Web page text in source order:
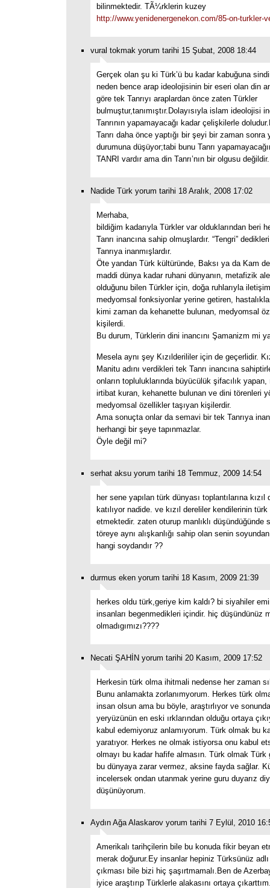
bilinmektedir. TÃ¼rklerin kuzey
http://www.yenidenergenekon.com/85-on-turkler-
vural tokmak yorum tarihi 15 Şubat, 2008 18:44
Gerçek olan şu ki Türk’ü bu kadar kabuğuna
neden bence arap ideolojisinin bir eseri olan din
göre tek Tanrıyı araplardan önce zaten Türkler
bulmuştur,tanımıştır.Dolayısıyla islam ideolojisi
Tanrının yapamayacağı kadar çelişkilerle
Tanrı daha önce yaptığı bir şeyi bir zaman sonra
durumuna düşüyor;tabi bunu Tanrı
TANRI vardır ama din Tanrı’nın bir olgusu değildir.
Nadide Türk yorum tarihi 18 Aralık, 2008 17:02
Merhaba,
bildiğim kadarıyla Türkler var olduklarından beri
Tanrı inancına sahip olmuşlardır. “Tengri”
Tanrıya inanmışlardır.
Öte yandan Türk kültüründe, Baksı ya da Kam
maddi dünya kadar ruhani dünyanın, metafizik
olduğunu bilen Türkler için, doğa ruhlarıyla
medyomsal fonksiyonlar yerine getiren,
kimi zaman da kehanette bulunan, medyomsal
kişilerdi.
Bu durum, Türklerin dini inancını Şamanizm mi
Mesela aynı şey Kızılderililer için de geçerlidir.
Manitu adını verdikleri tek Tanrı inancına
onların topluluklarında büyücülük şifacılık
irtibat kuran, kehanette bulunan ve dini törenleri
medyomsal özellikler taşıyan kişilerdir.
Ama sonuçta onlar da semavi bir tek Tanrıya
herhangi bir şeye tapınmazlar.
Öyle değil mi?
serhat aksu yorum tarihi 18 Temmuz, 2009 14:54
her sene yapılan türk dünyası toplantılarına kızıl
katılıyor nadide. ve kızıl dereliler kendilerinin
etmektedir. zaten oturup manlıklı düşündüğünde
töreye aynı alışkanlığı sahip olan senin
hangi soydandır ??
durmus eken yorum tarihi 18 Kasım, 2009 21:39
herkes oldu türk,geriye kim kaldı? bi siyahiler
insanları begenmedikleri içindir. hiç düşündünüz
olmadıgımızı????
Necati ŞAHİN yorum tarihi 20 Kasım, 2009 17:52
Herkesin türk olma ihitmali nedense her zaman
Bunu anlamakta zorlanımyorum. Herkes türk
insan olsun ama bu böyle, araştırlıyor ve sonunda
yeryüzünün en eski ırklarından olduğu ortaya
kabul edemiyoruz anlamıyorum. Türk olmak bu
yaratıyor. Herkes ne olmak istiyorsa onu kabul
olmayı bu kadar hafife almasın. Türk olmak Türk
bu dünyaya zarar vermez, aksine fayda sağlar.
incelersek ondan utanmak yerine guru duyarız
düşünüyorum.
Aydın Ağa Alaskarov yorum tarihi 7 Eylül, 2010
Amerikalı tarihçilerin bile bu konuda fikir beyan
merak doğurur.Ey insanlar hepiniz Türksünüz
çıkması bile bizi hiç şaşırtmamalı.Ben de
iyice araştırıp Türklerle alakasını ortaya